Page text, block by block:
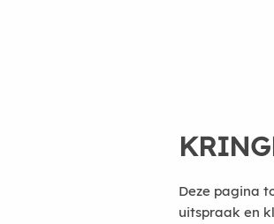
Deze pagina
uitspraak en